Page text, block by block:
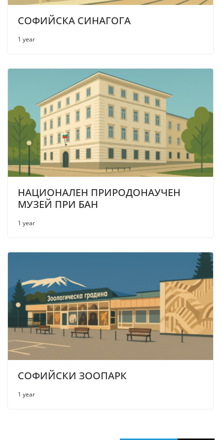
СОФИЙСКА СИНАГОГА
1 year
НАЦИОНАЛЕН ПРИРОДОНАУЧЕН
МУЗЕЙ ПРИ БАН
1 year
СОФИЙСКИ ЗООПАРК
1 year